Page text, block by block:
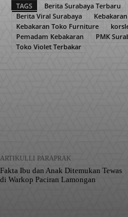
TAGS Berita Surabaya Terbaru
Berita Viral Surabaya
Kebakaran Toko Furniture
Pemadam Kebakaran
PMK
Toko Violet Terbakar
ARTIKULLI PARAPRAK
Fakta Ibu dan Anak Ditemukan Tewas
di Warkop Paciran Lamongan